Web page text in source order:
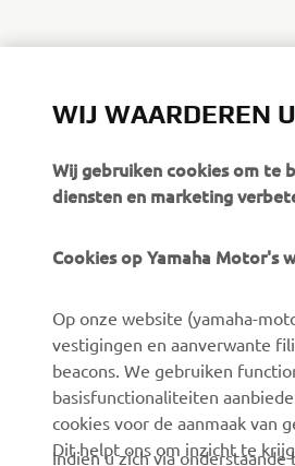
CORPORATE
Over ons
Nieuws
Evenementen
WIJ WAARDEREN
Wij gebruiken cookies om te
diensten en marketing
Cookies op Yamaha Motor's
Op onze website (yamaha-
vestigingen en aanverwante
beacons. We gebruiken
basisfunctionaliteiten
cookies voor de aanmaak van
Dit helpt ons om inzicht te
Indien u zich via